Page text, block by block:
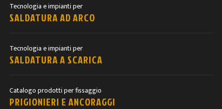
Tecnologia e impianti per
SALDATURA AD ARCO
Tecnologia e impianti per
SALDATURA A SCARICA
Catalogo prodotti per fissaggio
PRIGIONIERI E ANCORAGGI